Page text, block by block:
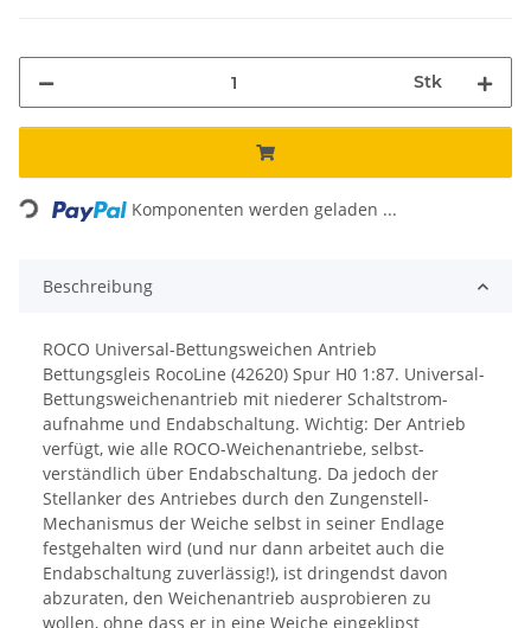
Stk
Loading... Komponenten werden geladen ...
Beschreibung
ROCO Universal-Bettungsweichen Antrieb
Bettungsgleis RocoLine (42620) Spur H0 1:87. Universal-
Bettungsweichen­­antrieb mit niederer Schaltstrom­
aufnahme und Endabschaltung. Wichtig: Der Antrieb
verfügt, wie alle ROCO-Weichen­antriebe, selbst­
verständlich über End­abschaltung. Da ­jedoch der
Stellanker des ­Antriebes durch den Zungen­stell­-
Mechanismus der Weiche selbst in seiner Endlage
festgehalten wird (und nur dann arbeitet auch die
Endabschaltung zu­verlässig!), ist dringendst davon
abzuraten, den Weichenantrieb aus­probieren zu
wollen, ohne dass er in eine Weiche ein­­geklipst